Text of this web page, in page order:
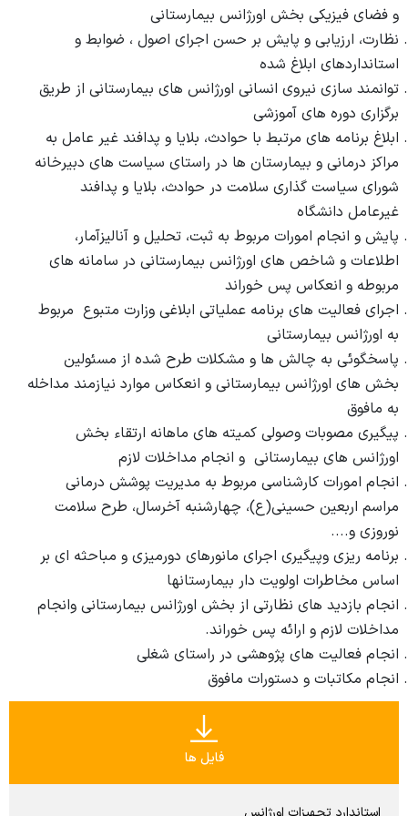
واحد سوء مصرف مواد
واحد بیماران خاص
پزشک خانواده و نظام ارجاع
اورژانس بیمارستانی
آمار و فناوری اطلاعات سلامت
مدیر طب سنتی و مکمل ها
واحد اعتبار بخشی مراکز درمانی
واحد امور دندانپزشکان
واحد رسیدگی به شکایات
واحد گردشگری سلامت
امور فرهنگی
سیدالشهدا(ع)
رازی
زنان کوثر
چارت سازمانی
و فضای فیزیکی بخش اورژانس بیمارستانی
نظارت، ارزیابی و پایش بر حسن اجرای اصول ، ضوابط و
استانداردهای ابلاغ شده
توانمند سازی نیروی انسانی اورژانس های بیمارستانی از طریق
برگزاری دوره های آموزشی
ابلاغ برنامه های مرتبط با حوادث، بلایا و پدافند غیر عامل به
مراکز درمانی و بیمارستان ها در راستای سیاست های دبیرخانه
شورای سیاست گذاری سلامت در حوادث، بلایا و پدافند
غیرعامل دانشگاه
پایش و انجام امورات مربوط به ثبت، تحلیل و آنالیزآمار،
اطلاعات و شاخص های اورژانس بیمارستانی در سامانه های
مربوطه و انعکاس پس خوراند
اجرای فعالیت های برنامه عملیاتی ابلاغی وزارت متبوع مربوط
به اورژانس بیمارستانی
پاسخگوئی به چالش ها و مشکلات طرح شده از مسئولین
بخش های اورژانس بیمارستانی و انعکاس موارد نیازمند مداخله
به مافوق
پیگیری مصوبات وصولی کمیته های ماهانه ارتقاء بخش
اورژانس های بیمارستانی و انجام مداخلات لازم
انجام امورات کارشناسی مربوط به مدیریت پوشش درمانی
مراسم اربعین حسینی(ع)، چهارشنبه آخرسال، طرح سلامت
نوروزی و....
برنامه ریزی وپیگیری اجرای مانورهای دورمیزی و مباحثه ای بر
اساس مخاطرات اولویت دار بیمارستانها
انجام بازدید های نظارتی از بخش اورژانس بیمارستانی وانجام
مداخلات لازم و ارائه پس خوراند.
انجام فعالیت های پژوهشی در راستای شغلی
انجام مکاتبات و دستورات مافوق
فایل ها